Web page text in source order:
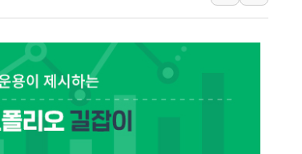
월 보완수사권 폐지·공소청 출범…피해자들 '범죄 사각지대'
민주당, 오늘 제주·인천 경선 발표...김민석 '재역전' vs 정청래 '
욕증시, 고용 쇼크에 금리 인상 우려 후퇴…S&P500 최고치
럼프, 쿡 연준 이사 해임 재추진…"26일까지 의혹 소명" 요구
럽증시, 美 고용 예상 밖 부진에 연준 금리 인상 가능성 낮